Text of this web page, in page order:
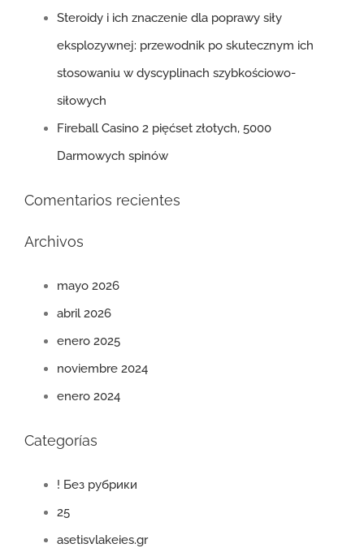
Steroidy i ich znaczenie dla poprawy siły
eksplozywnej: przewodnik po skutecznym ich
stosowaniu w dyscyplinach szybkościowo-
siłowych
Fireball Casino 2 pięćset złotych, 5000
Darmowych spinów
Comentarios recientes
Archivos
mayo 2026
abril 2026
enero 2025
noviembre 2024
enero 2024
Categorías
! Без рубрики
25
asetisvlakeies.gr